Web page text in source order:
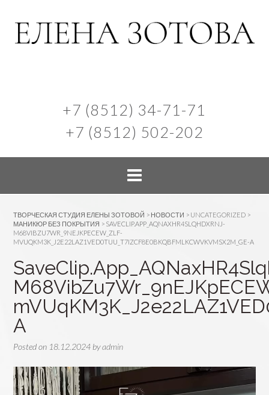
+7 (8512) 34-71-71
+7 (8512) 502-202
ТВОРЧЕСКАЯ СТУДИЯ ЕЛЕНЫ ЗОТОВОЙ > НОВОСТИ > UNCATEGORIZED >
МАНИКЮР БЕЗ ПОКРЫТИЯ > SAVECLIP.APP_AQNAXHR4SLQHDXRNJ-
M68VIBZU7WR_9NEJKPECEW_ZLF-
MVUQKM3K_J2E22LAZ1VED0TUU_T7IZCF8E0BKQBFMLKCWVKVMSX2M_GE-A
A
Posted on 18.12.2024 byadmin
Видеоплеер